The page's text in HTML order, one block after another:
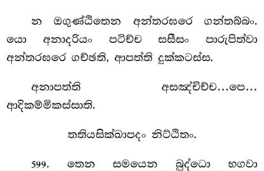
න ඔගුණ්ඨිතෙන අන්තරඝරෙ ගන්තබ්බං.
යො අනාදරියං පටිච්ච සසීසං පාරුපිත්වා
අන්තරඝරෙ ගච්ඡති, ආපත්ති දුක්කටස්ස.
අනාපත්ති අසඤ්චිච්ච…පෙ…
ආදිකම්මිකස්සාති.
තතියසික්ඛාපදං නිට්ඨිතං.
599. තෙනසමයෙන බුද්ධො භගවා